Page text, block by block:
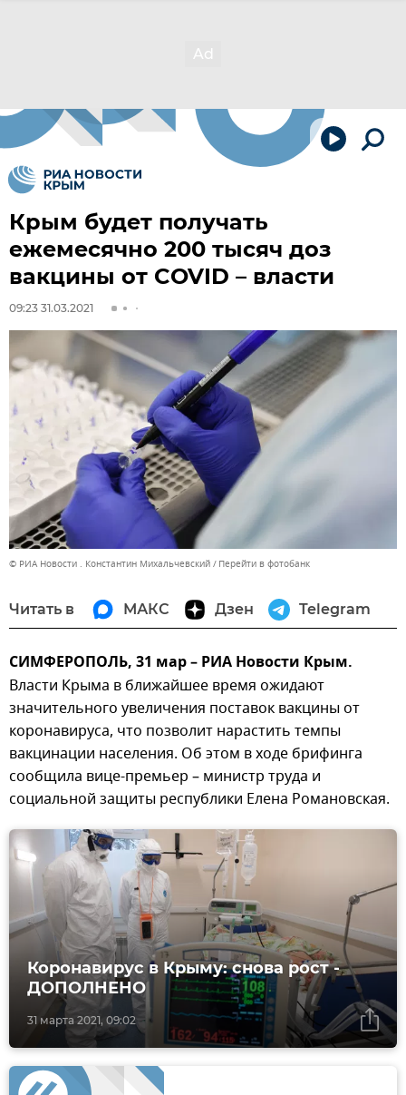
Крым будет получать
ежемесячно 200 тысяч доз
вакцины от COVID – власти
09:23 31.03.2021
© РИА Новости . Константин Михальчевский Перейти в фотобанк
Читать в МАКС Дзен Telegram
СИМФЕРОПОЛЬ, 31 мар – РИА Новости Крым.
Власти Крыма в ближайшее время ожидают
значительного увеличения поставок вакцины от
коронавируса, что позволит нарастить темпы
вакцинации населения. Об этом в ходе брифинга
сообщила вице-премьер – министр труда и
социальной защиты республики Елена Романовская.
31 марта 2021, 09:02
Коронавирус в Крыму: снова рост -
ДОПОЛНЕНО